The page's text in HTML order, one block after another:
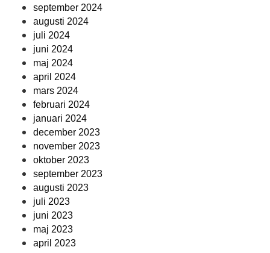
september 2024
augusti 2024
juli 2024
juni 2024
maj 2024
april 2024
mars 2024
februari 2024
januari 2024
december 2023
november 2023
oktober 2023
september 2023
augusti 2023
juli 2023
juni 2023
maj 2023
april 2023